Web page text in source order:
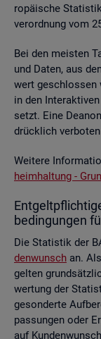
ro­päi­sche
ver­ord­nung vom
Bei den meis­ten
und Daten, aus
wert ge­schlos­sen
in den
setzt. Eine
drück­lich
Wei­te­re
heim­hal­tung -
be­din­gun­gen
Die Sta­tis­tik der
den­wunsch an.
gel­ten
wer­tung der
ge­son­der­te
pas­sun­gen oder
auf